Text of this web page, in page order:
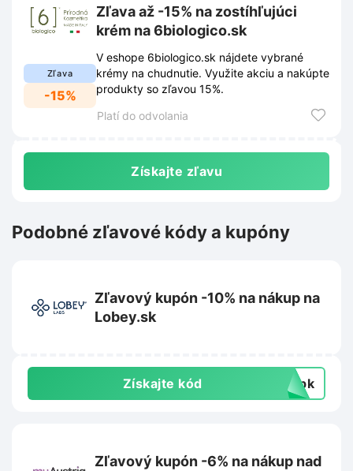
Zľava
-15%
Zľava až -15% na zostíhľujúci
krém na 6biologico.sk
V eshope 6biologico.sk nájdete vybrané
krémy na chudnutie. Využite akciu a nakúpte
produkty so zľavou 15%.
Platí do odvolania
Získajte zľavu
Podobné zľavové kódy a kupóny
Zľavový kupón -10% na nákup na
Lobey.sk
Získajte kód topk
Zľavový kupón -6% na nákup nad